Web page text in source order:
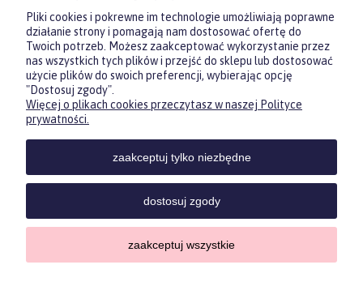
DOWIEDZ SIĘ WIĘCEJ
KONTAKTPOMOC MOJE
Sklep internetowy Shoper.pl
Pliki cookies i pokrewne im technologie umożliwiają poprawne
działanie strony i pomagają nam dostosować ofertę do
Twoich potrzeb. Możesz zaakceptować wykorzystanie przez
nas wszystkich tych plików i przejść do sklepu lub dostosować
użycie plików do swoich preferencji, wybierając opcję
"Dostosuj zgody".
Więcej o plikach cookies przeczytasz w naszej Polityce
prywatności.
zaakceptuj tylko niezbędne
dostosuj zgody
zaakceptuj wszystkie
Zasubskrybuj nasz newsletter
i otrzymaj5% rabatu na pierwszyzakup.
Twój email